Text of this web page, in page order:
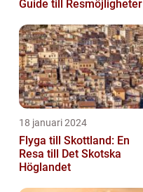
Guide till Resmöjligheter
18 januari 2024
Flyga till Skottland: En
Resa till Det Skotska
Höglandet